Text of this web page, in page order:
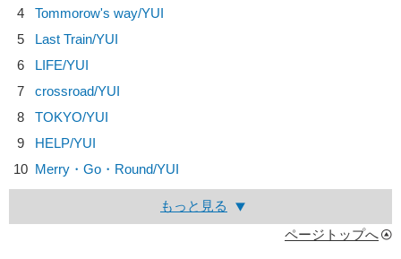
4
Tommorow's way/YUI
5
Last Train/YUI
6
LIFE/YUI
7
crossroad/YUI
8
TOKYO/YUI
9
HELP/YUI
10 Merry・Go・Round/YUI
もっと見る
ページトップへ